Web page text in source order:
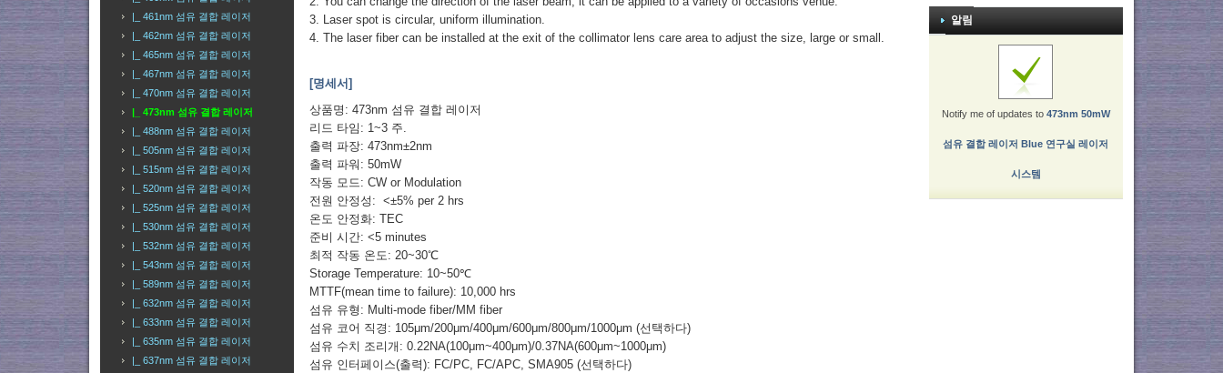
|_ 461nm 섬유 결합 레이저
|_ 462nm 섬유 결합 레이저
|_ 465nm 섬유 결합 레이저
|_ 467nm 섬유 결합 레이저
|_ 470nm 섬유 결합 레이저
|_ 473nm 섬유 결합 레이저
|_ 488nm 섬유 결합 레이저
|_ 505nm 섬유 결합 레이저
|_ 515nm 섬유 결합 레이저
|_ 520nm 섬유 결합 레이저
|_ 525nm 섬유 결합 레이저
|_ 530nm 섬유 결합 레이저
|_ 532nm 섬유 결합 레이저
|_ 543nm 섬유 결합 레이저
|_ 589nm 섬유 결합 레이저
|_ 632nm 섬유 결합 레이저
|_ 633nm 섬유 결합 레이저
|_ 635nm 섬유 결합 레이저
|_ 637nm 섬유 결합 레이저
3. Laser spot is circular, uniform illumination.
4. The laser fiber can be installed at the exit of the collimator lens care area to adjust the size, large or small.
[명세서]
상품명: 473nm 섬유 결합 레이저
리드 타임: 1~3 주.
출력 파장: 473nm±2nm
출력 파워: 50mW
작동 모드: CW or Modulation
전원 안정성: <±5% per 2 hrs
온도 안정화: TEC
준비 시간: <5 minutes
최적 작동 온도: 20~30℃
Storage Temperature: 10~50℃
MTTF(mean time to failure): 10,000 hrs
섬유 유형: Multi-mode fiber/MM fiber
섬유 코어 직경: 105μm/200μm/400μm/600μm/800μm/1000μm (선택하다)
섬유 수치 조리개: 0.22NA(100μm~400μm)/0.37NA(600μm~1000μm)
섬유 인터페이스(출력): FC/PC, FC/APC, SMA905 (선택하다)
알림
Notify me of updates to 473nm 50mW
섬유 결합 레이저 Blue 연구실 레이저
시스템